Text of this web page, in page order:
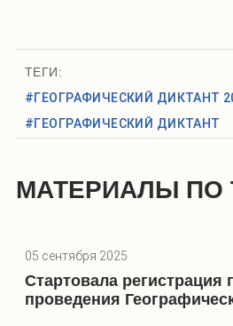
ТЕГИ:
#ГЕОГРАФИЧЕСКИЙ ДИКТАНТ
#ГЕОГРАФИЧЕСКИЙ ДИКТАНТ
МАТЕРИАЛЫ ПО
05 сентября 2025
Стартовала регистрация
проведения